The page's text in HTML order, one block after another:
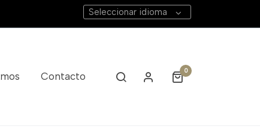
Seleccionar idioma
Contacto 0